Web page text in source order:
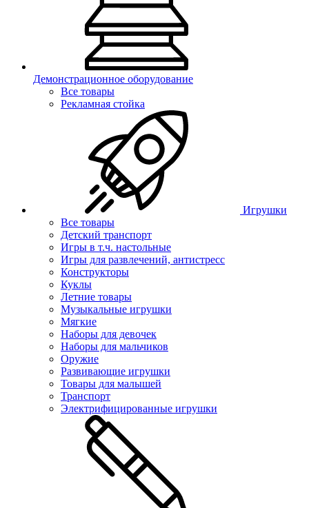
Демонстрационное оборудование
Все товары
Рекламная стойка
Игрушки
Все товары
Детский транспорт
Игры в т.ч. настольные
Игры для развлечений, антистресс
Конструкторы
Куклы
Летние товары
Музыкальные игрушки
Мягкие
Наборы для девочек
Наборы для мальчиков
Оружие
Развивающие игрушки
Товары для малышей
Транспорт
Электрифицированные игрушки